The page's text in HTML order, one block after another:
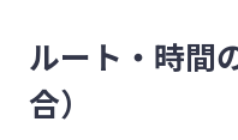
ルート・時間
合）